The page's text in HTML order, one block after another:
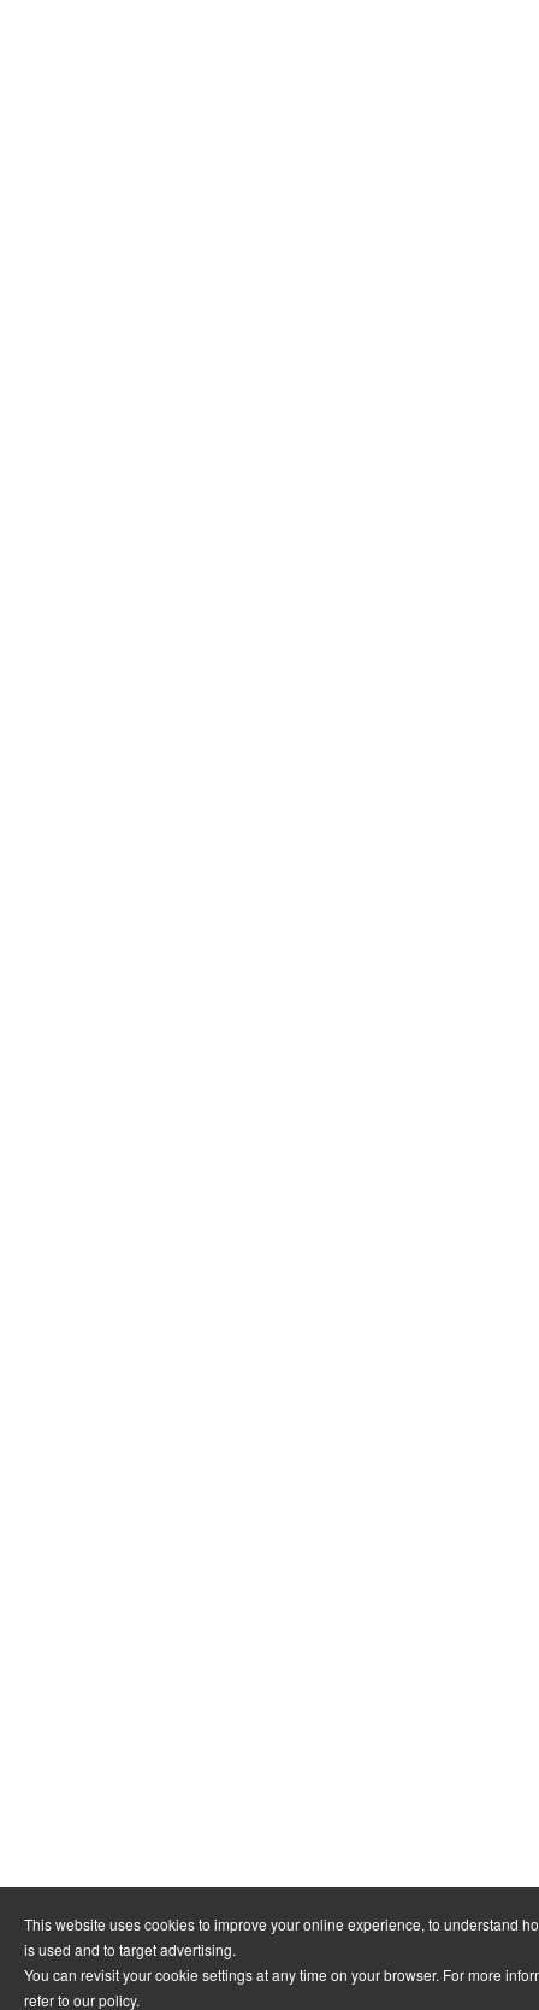
This website uses cookies to improve your online experience, to understand
is used and to target advertising.
You can revisit your cookie settings at any time on your browser. For more
refer to our policy.